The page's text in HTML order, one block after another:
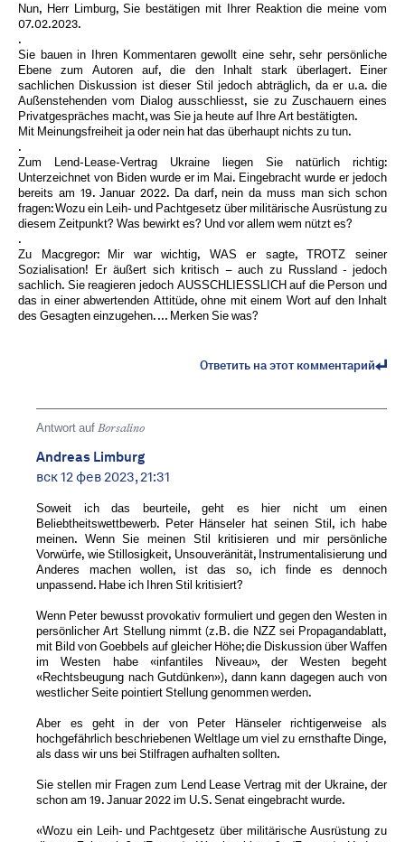
Nun, Herr Limburg, Sie bestätigen mit Ihrer Reaktion die meine vom
07.02.2023.
.
Sie bauen in Ihren Kommentaren gewollt eine sehr, sehr persönliche
Ebene zum Autoren auf, die den Inhalt stark überlagert. Einer
sachlichen Diskussion ist dieser Stil jedoch abträglich, da er u.a. die
Außenstehenden vom Dialog ausschliesst, sie zu Zuschauern eines
Privatgespräches macht, was Sie ja heute auf Ihre Art bestätigten.
Mit Meinungsfreiheit ja oder nein hat das überhaupt nichts zu tun.
.
Zum Lend-Lease-Vertrag Ukraine liegen Sie natürlich richtig:
Unterzeichnet von Biden wurde er im Mai. Eingebracht wurde er jedoch
bereits am 19. Januar 2022. Da darf, nein da muss man sich schon
fragen: Wozu ein Leih- und Pachtgesetz über militärische Ausrüstung zu
diesem Zeitpunkt? Was bewirkt es? Und vor allem wem nützt es?
.
Zu Macgregor: Mir war wichtig, WAS er sagte, TROTZ seiner
Sozialisation! Er äußert sich kritisch – auch zu Russland - jedoch
sachlich. Sie reagieren jedoch AUSSCHLIESSLICH auf die Person und
das in einer abwertenden Attitüde, ohne mit einem Wort auf den Inhalt
des Gesagten einzugehen. … Merken Sie was?
Ответить на этот комментарий
Antwort auf Borsalino
Andreas Limburg
вск 12 фев 2023, 21:31
Soweit ich das beurteile, geht es hier nicht um einen
Beliebtheitswettbewerb. Peter Hänseler hat seinen Stil, ich habe
meinen. Wenn Sie meinen Stil kritisieren und mir persönliche
Vorwürfe, wie Stillosigkeit, Unsouveränität, Instrumentalisierung und
Anderes machen wollen, ist das so, ich finde es dennoch
unpassend. Habe ich Ihren Stil kritisiert?
Wenn Peter bewusst provokativ formuliert und gegen den Westen in
persönlicher Art Stellung nimmt (z.B. die NZZ sei Propagandablatt,
mit Bild von Goebbels auf gleicher Höhe; die Diskussion über Waffen
im Westen habe «infantiles Niveau», der Westen begeht
«Rechtsbeugung nach Gutdünken»), dann kann dagegen auch von
westlicher Seite pointiert Stellung genommen werden.
Aber es geht in der von Peter Hänseler richtigerweise als
hochgefährlich beschriebenen Weltlage um viel zu ernsthafte Dinge,
als dass wir uns bei Stilfragen aufhalten sollten.
Sie stellen mir Fragen zum Lend Lease Vertrag mit der Ukraine, der
schon am 19. Januar 2022 im U.S. Senat eingebracht wurde.
«Wozu ein Leih- und Pachtgesetz über militärische Ausrüstung zu